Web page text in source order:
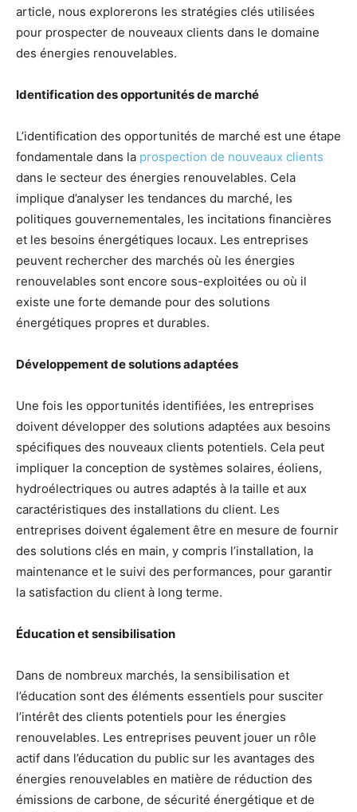
article, nous explorerons les stratégies clés utilisées
pour prospecter de nouveaux clients dans le domaine
des énergies renouvelables.
Identification des opportunités de marché
L’identification des opportunités de marché est une étape
fondamentale dans la prospection de nouveaux clients
dans le secteur des énergies renouvelables. Cela
implique d’analyser les tendances du marché, les
politiques gouvernementales, les incitations financières
et les besoins énergétiques locaux. Les entreprises
peuvent rechercher des marchés où les énergies
renouvelables sont encore sous-exploitées ou où il
existe une forte demande pour des solutions
énergétiques propres et durables.
Développement de solutions adaptées
Une fois les opportunités identifiées, les entreprises
doivent développer des solutions adaptées aux besoins
spécifiques des nouveaux clients potentiels. Cela peut
impliquer la conception de systèmes solaires, éoliens,
hydroélectriques ou autres adaptés à la taille et aux
caractéristiques des installations du client. Les
entreprises doivent également être en mesure de fournir
des solutions clés en main, y compris l’installation, la
maintenance et le suivi des performances, pour garantir
la satisfaction du client à long terme.
Éducation et sensibilisation
Dans de nombreux marchés, la sensibilisation et
l’éducation sont des éléments essentiels pour susciter
l’intérêt des clients potentiels pour les énergies
renouvelables. Les entreprises peuvent jouer un rôle
actif dans l’éducation du public sur les avantages des
énergies renouvelables en matière de réduction des
émissions de carbone, de sécurité énergétique et de